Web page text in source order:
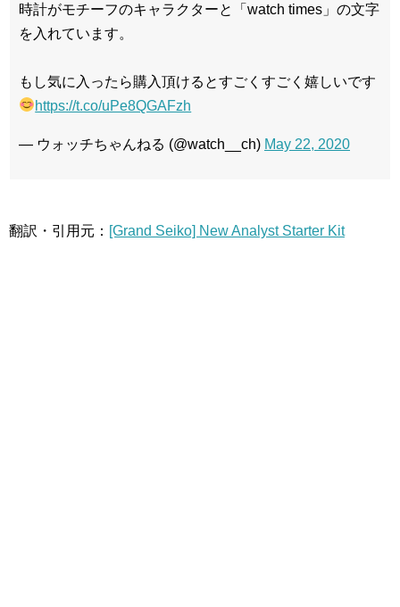
時計がモチーフのキャラクターと「watch times」の文字
を入れています。
もし気に入ったら購入頂けるとすごくすごく嬉しいです
https://t.co/uPe8QGAFzh
— ウォッチちゃんねる (@watch__ch) May 22, 2020
翻訳・引用元： [Grand Seiko] New Analyst Starter Kit